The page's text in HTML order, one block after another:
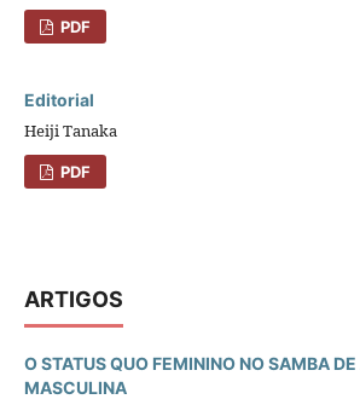
PDF
Editorial
Heiji Tanaka
PDF
ARTIGOS
O STATUS QUO FEMININO NO SAMBA
MASCULINA